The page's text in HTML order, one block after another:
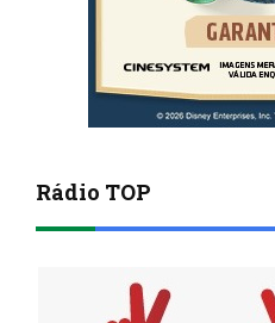
Rádio TOP